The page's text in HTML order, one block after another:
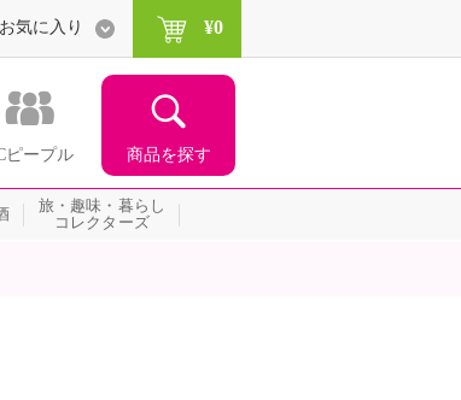
ピープル 商品を探す
お気に入り ¥0
旅・趣味・暮らし
コレクターズ